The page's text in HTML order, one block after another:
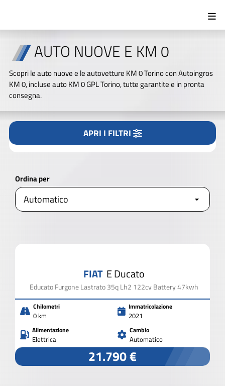
AUTO NUOVE E KM 0
Scopri le auto nuove e le autovetture KM 0 Torino con Autoingros
KM 0, incluse auto KM 0 GPL Torino, tutte garantite e in pronta
consegna.
APRI I FILTRI
Tutto Nuovo/KM0 Usato
Marca
Modello
Alimentazione
CHIUDI I FILTRI
Ordina per
FIAT E Ducato
Educato Furgone Lastrato 35q Lh2 122cv Battery 47kwh
Chilometri
0 km
Immatricolazione
2021
Alimentazione
Elettrica
Cambio
Automatico
21.790 €